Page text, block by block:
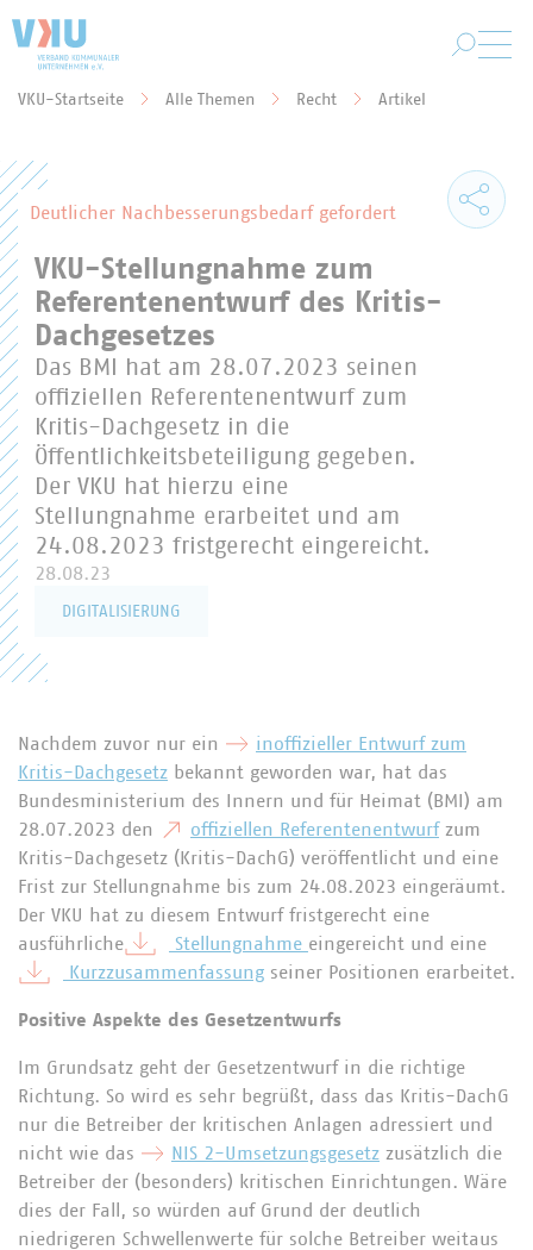
VKU-Startseite Alle Themen Recht Artikel
Deutlicher Nachbesserungsbedarf gefordert
VKU-Stellungnahme zum
Referentenentwurf des Kritis-
Dachgesetzes
Das BMI hat am 28.07.2023 seinen
offiziellen Referentenentwurf zum
Kritis-Dachgesetz in die
Öffentlichkeitsbeteiligung gegeben.
Der VKU hat hierzu eine
Stellungnahme erarbeitet und am
24.08.2023 fristgerecht eingereicht.
28.08.23
DIGITALISIERUNG
Nachdem zuvor nur ein
inoffizieller Entwurf zum
Kritis-Dachgesetz bekannt geworden war, hat das
Bundesministerium des Innern und für Heimat (BMI) am
28.07.2023 den
offiziellen Referentenentwurfzum
Kritis-Dachgesetz (Kritis-DachG) veröffentlicht und eine
Frist zur Stellungnahme bis zum 24.08.2023 eingeräumt.
Der VKU hat zu diesem Entwurf fristgerecht eine
ausführliche
Stellungnahme eingereicht und eine
Kurzzusammenfassung seiner Positionen erarbeitet.
Positive Aspekte des Gesetzentwurfs
Im Grundsatz geht der Gesetzentwurf in die richtige
Richtung. So wird es sehr begrüßt, dass das Kritis-DachG
nur die Betreiber der kritischen Anlagen adressiert und
nicht wie das
NIS 2-Umsetzungsgesetz zusätzlich die
Betreiber der (besonders) kritischen Einrichtungen. Wäre
dies der Fall, so würden auf Grund der deutlich
niedrigeren Schwellenwerte für solche Betreiber weitaus